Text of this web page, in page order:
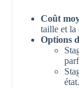
Coût
taille et la
Options
état.